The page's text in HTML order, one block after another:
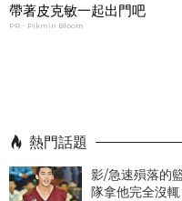
帶著皮克敏一起出門吧
PR・Pikmin Bloom
熱門話題
影/急速殞落的
隊拿他完全沒